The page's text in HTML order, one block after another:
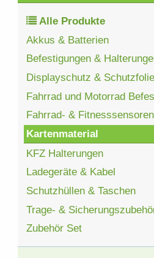
Alle Produkte
Akkus & Batterien
Befestigungen &
Displayschutz &
Fahrrad und Motorrad
Fahrrad- & Fitnesssensoren
Kartenmaterial
KFZ Halterungen
Ladegeräte & Kabel
Schutzhüllen & Taschen
Trage- &
Zubehör Set